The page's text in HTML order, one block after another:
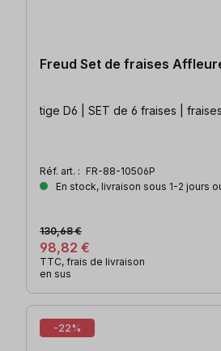
Freud Set de fraises
tige D6 | SET de 6 fraises |
Réf. art. : FR-88-10506P
En stock, livraison sous 1-2 jours
98,82 €
130,68 €
TTC, frais de livraison
en sus
-22%